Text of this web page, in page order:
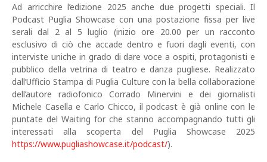
Ad arricchire l’edizione 2025 anche due progetti speciali. Il
Podcast Puglia Showcase con una postazione fissa per live
serali dal 2 al 5 luglio (inizio ore 20.00 per un racconto
esclusivo di ciò che accade dentro e fuori dagli eventi, con
interviste uniche in grado di dare voce a ospiti, protagonisti e
pubblico della vetrina di teatro e danza pugliese. Realizzato
dall’Ufficio Stampa di Puglia Culture con la bella collaborazione
dell’autore radiofonico Corrado Minervini e dei giornalisti
Michele Casella e Carlo Chicco, il podcast è già online con le
puntate del Waiting for che stanno accompagnando tutti gli
interessati alla scoperta del Puglia Showcase 2025
https://www.pugliashowcase.it/podcast/).